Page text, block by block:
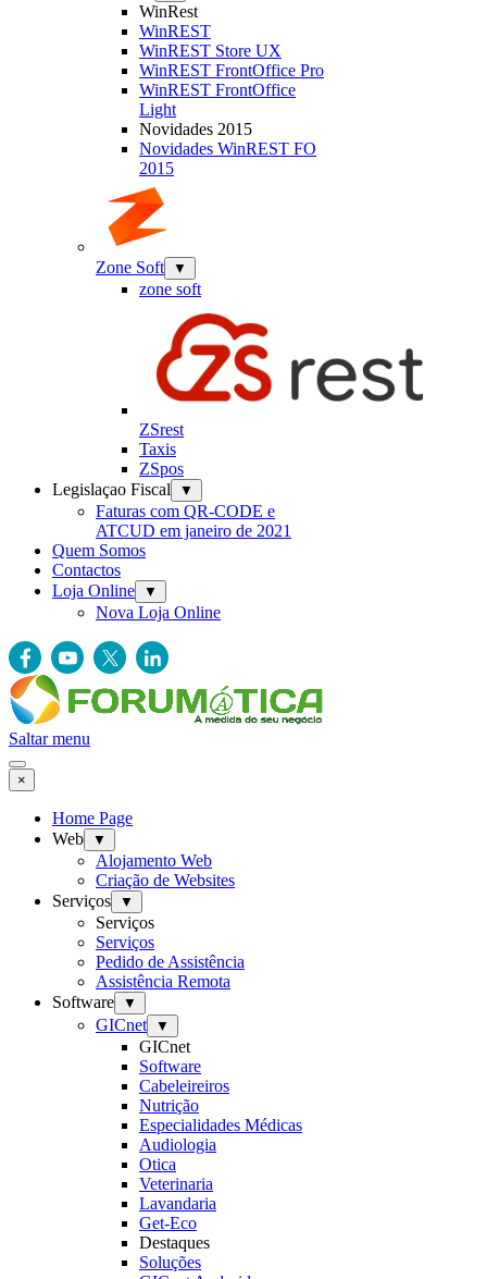
WinRest
WinREST
WinREST Store UX
WinREST FrontOffice Pro
WinREST FrontOffice
Light
Novidades 2015
Novidades WinREST FO
2015
Zone Soft ▼
zone soft
ZSrest
Taxis
ZSpos
Legislaçao Fiscal
▼
Faturas com QR-CODE e
ATCUD em janeiro de 2021
Quem Somos
Contactos
Loja Online
▼
Nova Loja Online
Saltar menu
×
Home Page
Web
▼
Alojamento Web
Criação de Websites
Serviços
▼
Serviços
Serviços
Pedido de Assistência
Assistência Remota
Software
▼
GICnet ▼
GICnet
Software
Cabeleireiros
Nutrição
Especialidades Médicas
Audiologia
Otica
Veterinaria
Lavandaria
Get-Eco
Destaques
Soluções